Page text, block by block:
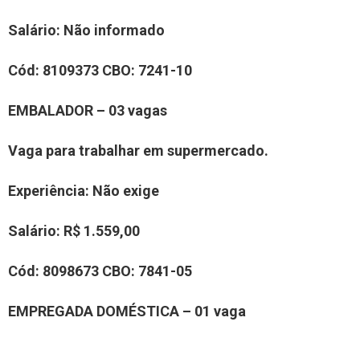
Salário: Não informado
Cód: 8109373 CBO: 7241-10
EMBALADOR – 03 vagas
Vaga para trabalhar em supermercado.
Experiência: Não exige
Salário: R$ 1.559,00
Cód: 8098673 CBO: 7841-05
EMPREGADA DOMÉSTICA – 01 vaga